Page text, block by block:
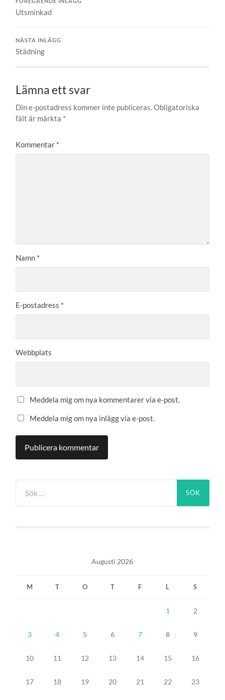
Utsminkad
NÄSTA INLÄGG
Städning
Lämna ett svar
Din e-postadress kommer inte publiceras.Obligatoriska
fält är märkta *
Kommentar *
Namn *
E-postadress *
Webbplats
Meddela mig om nya kommentarer via e-post.
Meddela mig om nya inlägg via e-post.
efter:
Augusti 2026
M T O T F L S
1 2
3 4 5 6 7 8 9
10 11 12 13 14 15 16
17 18 19 20 21 22 23